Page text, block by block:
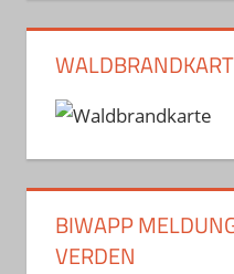
BIWAPP
VERDEN